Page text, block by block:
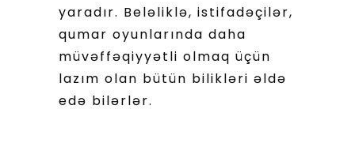
yaradır. Beləliklə, istifadəçilər,
qumar oyunlarında daha
müvəffəqiyyətli olmaq üçün
lazım olan bütün bilikləri əldə
edə bilərlər.